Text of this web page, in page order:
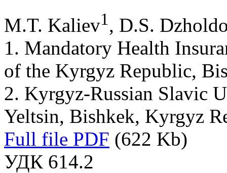
M.T. Kaliev1, D.S.
1. Mandatory Health
of the Kyrgyz Republic,
2. Kyrgyz-Russian Slavic
Yeltsin, Bishkek, Kyrgyz
Full file PDF (622 Kb)
УДК 614.2